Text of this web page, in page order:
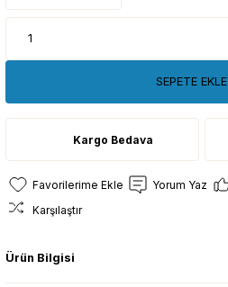
SEPETE EKLE
Kargo Bedava
Yorum Yaz
Karşılaştır
Ürün Bilgisi